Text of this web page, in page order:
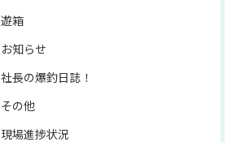
遊箱
お知らせ
社長の爆釣日誌！
その他
現場進捗状況